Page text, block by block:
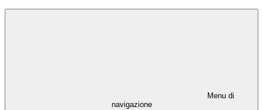
Menu di
navigazione